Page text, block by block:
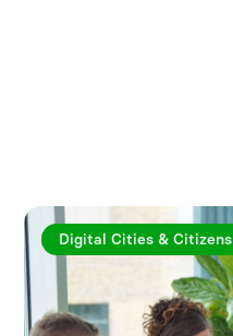
Digital Cities & Citizens